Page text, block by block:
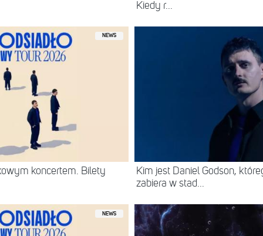
Kiedy r...
NEWS
koncertem. Bilety
Kim jest Daniel Godson,
zabiera w stad...
NEWS